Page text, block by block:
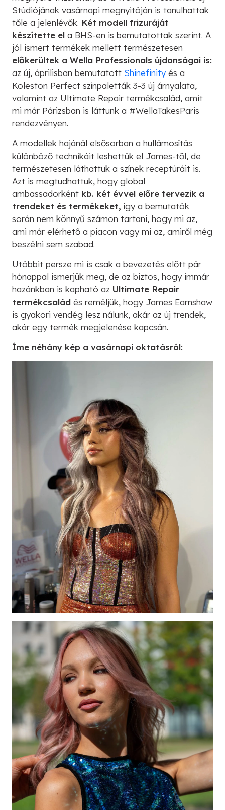
Stúdiójának vasárnapi megnyitóján is tanulhattak
tőle a jelenlévők. Két modell frizuráját
készítette el a BHS-en is bemutatottak szerint. A
jól ismert termékek mellett természetesen
előkerültek a Wella Professionals újdonságai is:
az új, áprilisban bemutatott Shinefinity és a
Koleston Perfect színpaletták 3-3 új árnyalata,
valamint az Ultimate Repair termékcsalád, amit
mi már Párizsban is láttunk a #WellaTakesParis
rendezvényen.
A modellek hajánál elsősorban a hullámosítás
különböző technikáit leshettük el James-től, de
természetesen láthattuk a színek receptúráit is.
Azt is megtudhattuk, hogy global
ambassadorként kb. két évvel előre tervezik a
trendeket és termékeket, így a bemutatók
során nem könnyű számon tartani, hogy mi az,
ami már elérhető a piacon vagy mi az, amiről még
beszélni sem szabad.
Utóbbit persze mi is csak a bevezetés előtt pár
hónappal ismerjük meg, de az biztos, hogy immár
hazánkban is kapható az Ultimate Repair
termékcsalád és reméljük, hogy James Earnshaw
is gyakori vendég lesz nálunk, akár az új trendek,
akár egy termék megjelenése kapcsán.
Íme néhány kép a vasárnapi oktatásról: